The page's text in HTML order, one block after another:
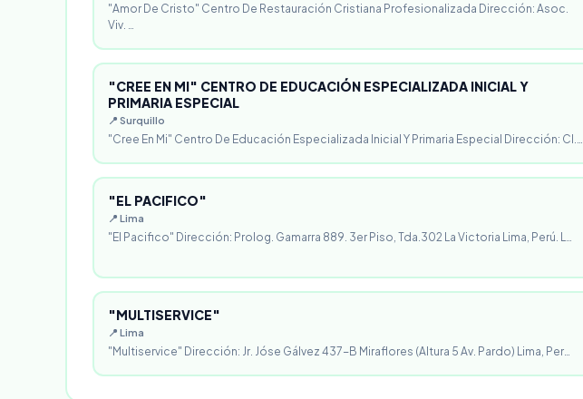
"Amor De Cristo" Centro De Restauración Cristiana Profesionalizada Dirección: Asoc.
Viv. …
"CREE EN MI" CENTRO DE EDUCACIÓN ESPECIALIZADA INICIAL Y
PRIMARIA ESPECIAL
📍 Surquillo
"Cree En Mi" Centro De Educación Especializada Inicial Y Primaria Especial Dirección: Cl.…
"EL PACIFICO"
📍 Lima
"El Pacifico" Dirección: Prolog. Gamarra 889. 3er Piso, Tda.302 La Victoria Lima, Perú. L…
"MULTISERVICE"
📍 Lima
"Multiservice" Dirección: Jr. Jóse Gálvez 437-B Miraflores (Altura 5 Av. Pardo) Lima, Per…